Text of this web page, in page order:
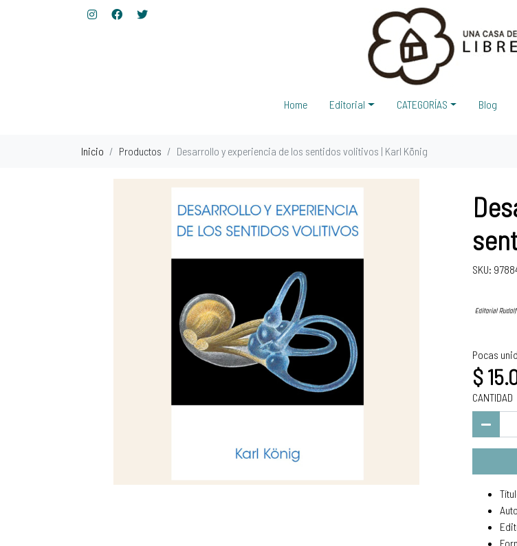
Home Editorial CATEGORÍAS Blog
Inicio Productos Desarrollo y experiencia de los sentidos volitivos | Karl König
SKU:
Pocas
$
CANTIDAD